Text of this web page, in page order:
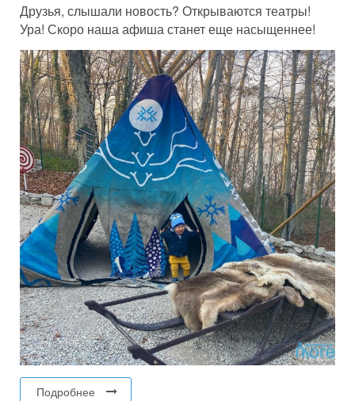
Друзья, слышали новость? Открываются театры!
Ура! Скоро наша афиша станет еще насыщеннее!
Подробнее